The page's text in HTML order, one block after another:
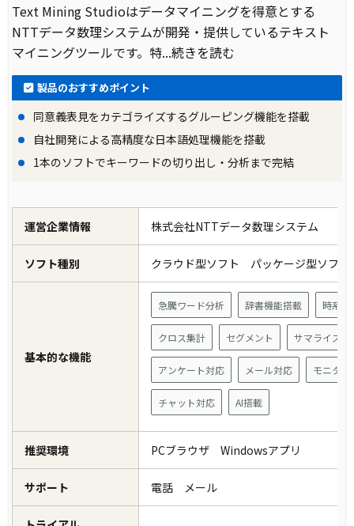
Text Mining Studioはデータマイニングを得意とする
NTTデータ数理システムが開発・提供しているテキスト
マイニングツールです。特...続きを読む
製品のおすすめポイント
同意義表見をカテゴライズするグルーピング機能を搭載
自社開発による高精度な日本語処理機能を搭載
1本のソフトでキーワードの切り出し・分析まで完結
運営企業情報 株式会社NTTデータ数理システム
ソフト種別 クラウド型ソフト パッケージ型ソフ
基本的な機能
急騰ワード分析 辞書機能搭載 時系列
クロス集計 セグメント サマライズ
アンケート対応 メール対応 モニタ調
チャット対応 AI搭載
推奨環境 PCブラウザ Windowsアプリ
サポート 電話 メール